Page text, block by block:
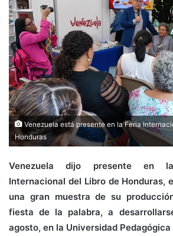
Venezuela está presente en la Feria
Honduras
Venezuela dijo presente en
Internacional del Libro de Honduras,
una gran muestra de su
fiesta de la palabra, a
agosto, en la Universidad